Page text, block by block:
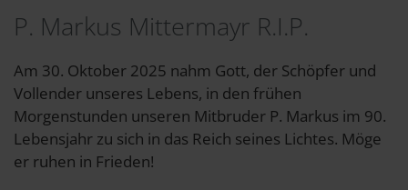
P. Markus Mittermayr R.I.P.
Am 30. Oktober 2025 nahm Gott, der Schöpfer und
Vollender unseres Lebens, in den frühen
Morgenstunden unseren Mitbruder P. Markus im 90.
Lebensjahr zu sich in das Reich seines Lichtes. Möge
er ruhen in Frieden!